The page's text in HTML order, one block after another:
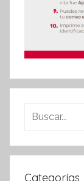
Buscar:
Categorías